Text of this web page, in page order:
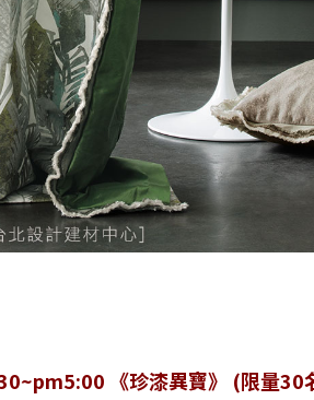
《珍漆異寶》 (限量30